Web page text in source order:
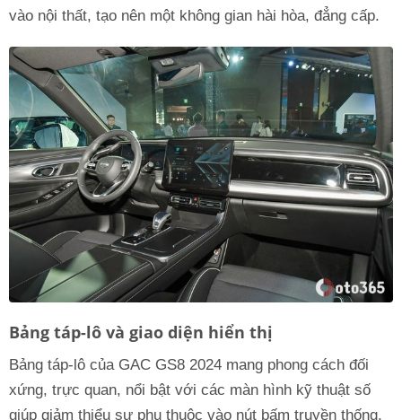
vào nội thất, tạo nên một không gian hài hòa, đẳng cấp.
Bảng táp-lô và giao diện hiển thị
Bảng táp-lô của GAC GS8 2024 mang phong cách đối
xứng, trực quan, nổi bật với các màn hình kỹ thuật số
giúp giảm thiểu sự phụ thuộc vào nút bấm truyền thống.